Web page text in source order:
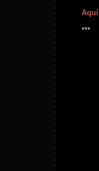
Aquí
***